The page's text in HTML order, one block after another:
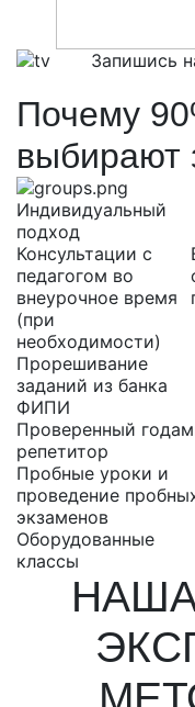
Запишись
Почему
выбирают
Индивидуальный
подход
Консультации с
педагогом во
внеурочное время
(при
необходимости)
Прорешивание
заданий из банка
ФИПИ
Проверенный
репетитор
Пробные уроки и
проведение
экзаменов
Оборудованные
классы